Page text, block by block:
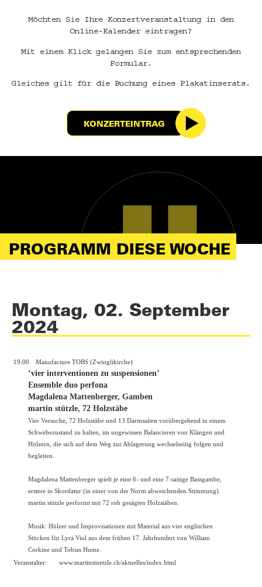
Möchten Sie Ihre Konzertveranstaltung in den
Online-Kalender eintragen?
Mit einem Klick gelangen Sie zum entsprechenden
Formular.
Gleiches gilt für die Buchung eines Plakatinserats.
KONZERTEINTRAG
PROGRAMM DIESE WOCHE
Montag, 02. September
2024
19:00 Manufacture TOBS (Zwinglikirche)
‘vier interventionen zu suspensionen’
Ensemble duo perfona
Magdalena Mattenberger, Gamben
martin stützle, 72 Holzstäbe
Vier Versuche, 72 Holzstäbe und 13 Darmsaiten vorübergehend in einem
Schwebezustand zu halten, im ungewissen Balancieren von Klängen und
Hölzern, die sich auf dem Weg zur Ablagerung wechselseitig folgen und
begleiten.
Magdalena Mattenberger spielt je eine 6- und eine 7-saitige Bassgambe,
erstere in Skordatur (in einer von der Norm abweichenden Stimmung).
martin stützle performt mit 72 roh gesägten Holzstäben.
Musik: Hölzer und Improvisationen mit Material aus vier englischen
Stücken für Lyra Viol aus dem frühen 17. Jahrhundert von William
Corkine und Tobias Hume.
Veranstalter:
www.martinstuetzle.ch/aktuelles/index.html